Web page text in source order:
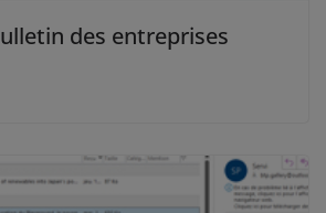
des entreprises